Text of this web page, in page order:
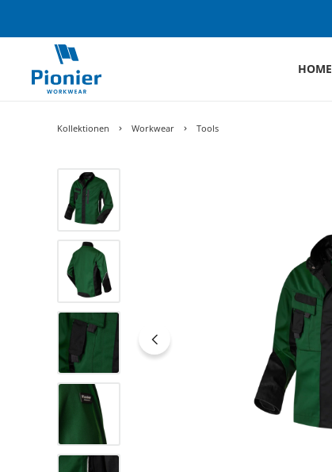
HOME
Kollektionen Workwear Tools
Bildergalerie überspringen